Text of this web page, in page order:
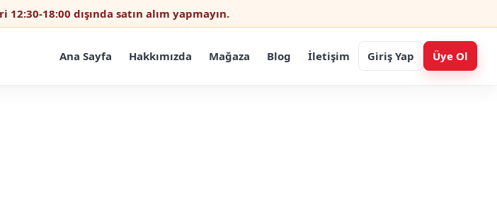
18:00 dışında satın alım yapmayın.
Ana Sayfa Hakkımızda Mağaza Blog İletişim Giriş Yap Üye Ol